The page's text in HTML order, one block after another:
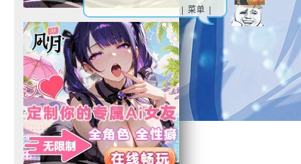
| 菜单 |